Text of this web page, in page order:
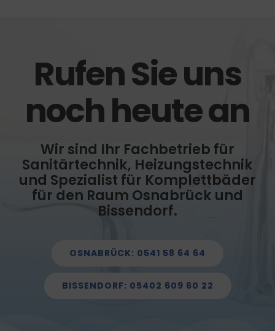
Rufen Sie uns
noch heute an
Wir sind Ihr Fachbetrieb für
Sanitärtechnik, Heizungstechnik
und Spezialist für Komplettbäder
für den Raum Osnabrück und
Bissendorf.
OSNABRÜCK: 0541 58 64 64
BISSENDORF: 05402 609 60 22